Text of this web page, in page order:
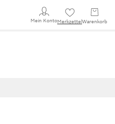
Mein KontoMerkzettel Warenkorb